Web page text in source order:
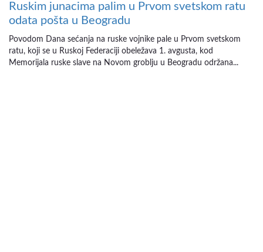
Ruskim junacima palim u Prvom svetskom ratu
odata pošta u Beogradu
Povodom Dana sećanja na ruske vojnike pale u Prvom svetskom
ratu, koji se u Ruskoj Federaciji obeležava 1. avgusta, kod
Memorijala ruske slave na Novom groblju u Beogradu održana...